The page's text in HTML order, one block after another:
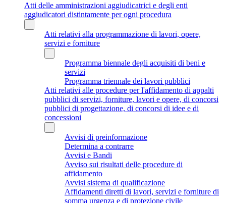
Atti delle amministrazioni aggiudicatrici e degli enti
aggiudicatori distintamente per ogni procedura
Atti relativi alla programmazione di lavori, opere,
servizi e forniture
Programma biennale degli acquisiti di beni e
servizi
Programma triennale dei lavori pubblici
Atti relativi alle procedure per l'affidamento di appalti
pubblici di servizi, forniture, lavori e opere, di concorsi
pubblici di progettazione, di concorsi di idee e di
concessioni
Avvisi di preinformazione
Determina a contrarre
Avvisi e Bandi
Avviso sui risultati delle procedure di
affidamento
Avvisi sistema di qualificazione
Affidamenti diretti di lavori, servizi e forniture di
somma urgenza e di protezione civile